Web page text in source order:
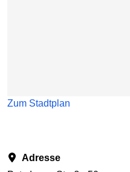
Zum Stadtplan
Adresse